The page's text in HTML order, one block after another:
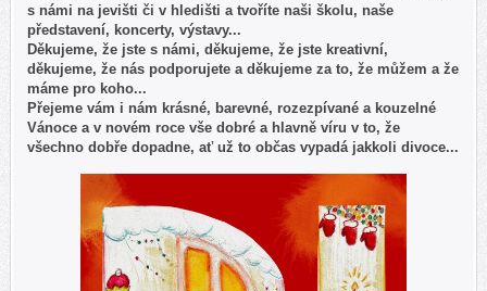
s námi na jevišti či v hledišti a tvoříte naši školu, naše
představení, koncerty, výstavy...
Děkujeme, že jste s námi, děkujeme, že jste kreativní,
děkujeme, že nás podporujete a děkujeme za to, že můžem a že
máme pro koho...
Přejeme vám i nám krásné, barevné, rozezpívané a kouzelné
Vánoce a v novém roce vše dobré a hlavně víru v to, že
všechno dobře dopadne, ať už to občas vypadá jakkoli divoce...